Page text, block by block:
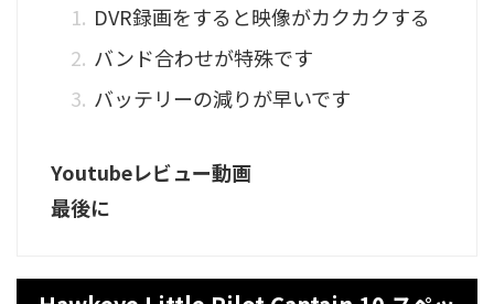
DVR録画をすると映像がカクカクする
バンド合わせが特殊です
バッテリーの減りが早いです
Youtubeレビュー動画
最後に